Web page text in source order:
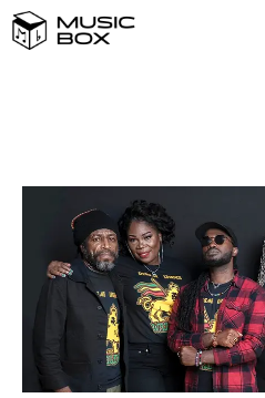
DOMAĆA GLAZBA
STRANA GLAZBA
FILM
MUSIC BOX